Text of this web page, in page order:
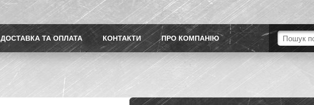
ДОСТАВКА ТА ОПЛАТА КОНТАКТИ ПРО КОМПАНІЮ